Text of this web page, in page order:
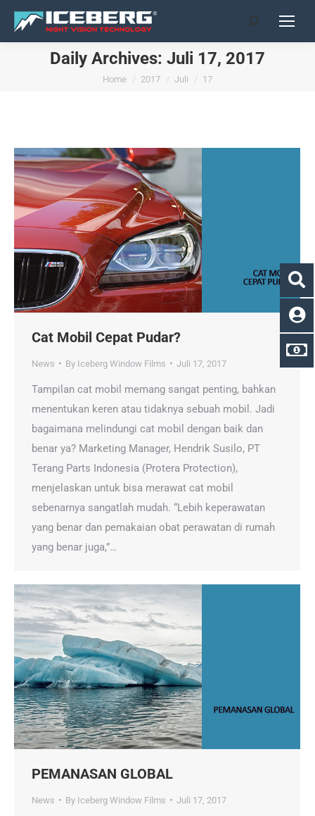
Search:
Daily Archives: Juli 17, 2017
You are here:
Home 2017 Juli 17
Cat Mobil Cepat Pudar?
News By Iceberg Window Films Juli 17, 2017
Tampilan cat mobil memang sangat penting, bahkan
menentukan keren atau tidaknya sebuah mobil. Jadi
bagaimana melindungi cat mobil dengan baik dan
benar ya? Marketing Manager, Hendrik Susilo, PT
Terang Parts Indonesia (Protera Protection),
menjelaskan untuk bisa merawat cat mobil
sebenarnya sangatlah mudah. “Lebih keperawatan
yang benar dan pemakaian obat perawatan di rumah
yang benar juga,”…
PEMANASAN GLOBAL
News By Iceberg Window Films Juli 17, 2017